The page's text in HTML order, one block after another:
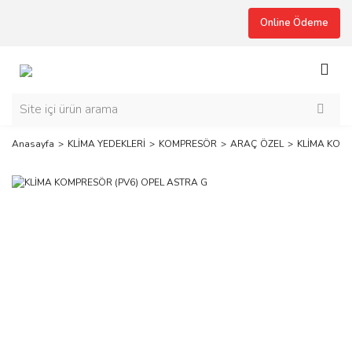
Online Ödeme
Anasayfa KLİMA YEDEKLERİ KOMPRESÖR ARAÇ ÖZEL KLİMA